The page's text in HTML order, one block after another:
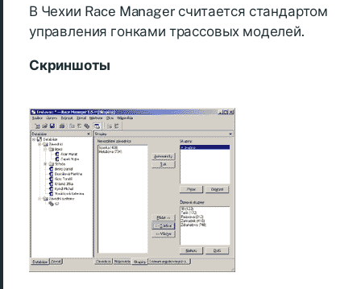
В Чехии Race Manager считается стандартом
управления гонками трассовых моделей.
Скриншоты